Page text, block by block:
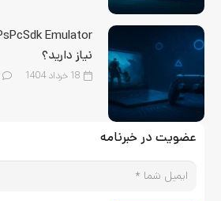
نیاز دارید؟
18 خرداد 1404
عضویت در خبرنامه